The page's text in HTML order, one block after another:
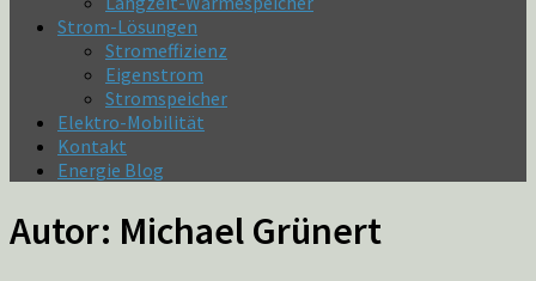
Strom-Lösungen
Stromeffizienz
Eigenstrom
Stromspeicher
Elektro-Mobilität
Kontakt
Energie Blog
Autor: Michael Grünert